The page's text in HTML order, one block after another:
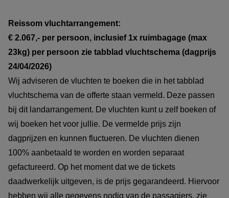
Reissom vluchtarrangement:
€ 2.067,- per persoon, inclusief 1x ruimbagage (max
23kg) per persoon zie tabblad vluchtschema (dagprijs
24/04/2026)
Wij adviseren de vluchten te boeken die in het tabblad
vluchtschema van de offerte staan vermeld. Deze passen
bij dit landarrangement. De vluchten kunt u zelf boeken of
wij boeken het voor jullie. De vermelde prijs zijn
dagprijzen en kunnen fluctueren. De vluchten dienen
100% aanbetaald te worden en worden separaat
gefactureerd. Op het moment dat we de tickets
daadwerkelijk uitgeven, is de prijs gegarandeerd. Hiervoor
hebben wij alle gegevens nodig van de passagiers, zie